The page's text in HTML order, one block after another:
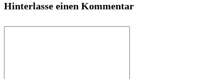
Hinterlasse einen Kommentar